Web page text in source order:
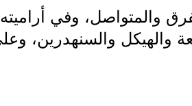
وفي أراميته
والهيكل والسنهدرين،